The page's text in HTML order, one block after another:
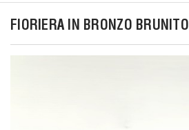
FIORIERA IN BRONZO BRUNITO